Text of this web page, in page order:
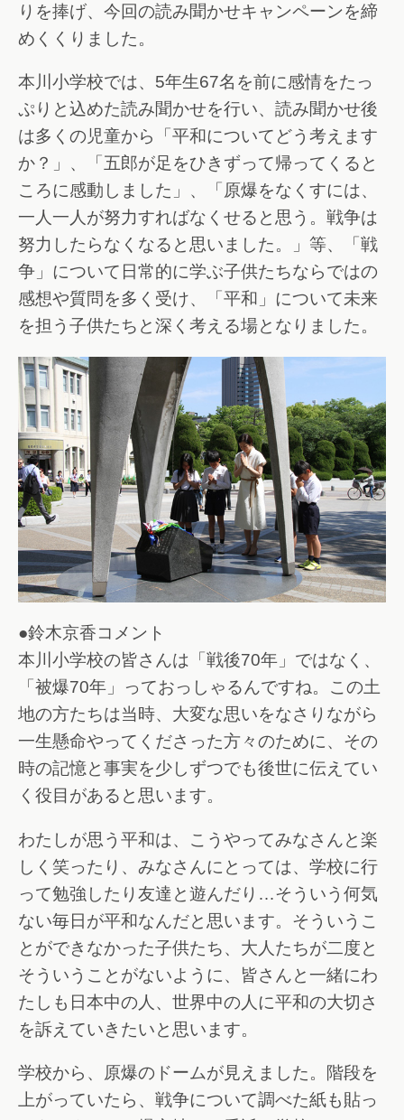
りを捧げ、今回の読み聞かせキャンペーンを締
めくくりました。
本川小学校では、5年生67名を前に感情をたっ
ぷりと込めた読み聞かせを行い、読み聞かせ後
は多くの児童から「平和についてどう考えます
か？」、「五郎が足をひきずって帰ってくると
ころに感動しました」、「原爆をなくすには、
一人一人が努力すればなくせると思う。戦争は
努力したらなくなると思いました。」等、「戦
争」について日常的に学ぶ子供たちならではの
感想や質問を多く受け、「平和」について未来
を担う子供たちと深く考える場となりました。
●鈴木京香コメント
本川小学校の皆さんは「戦後70年」ではなく、
「被爆70年」っておっしゃるんですね。この土
地の方たちは当時、大変な思いをなさりながら
一生懸命やってくださった方々のために、その
時の記憶と事実を少しずつでも後世に伝えてい
く役目があると思います。
わたしが思う平和は、こうやってみなさんと楽
しく笑ったり、みなさんにとっては、学校に行
って勉強したり友達と遊んだり…そういう何気
ない毎日が平和なんだと思います。そういうこ
とができなかった子供たち、大人たちが二度と
そういうことがないように、皆さんと一緒にわ
たしも日本中の人、世界中の人に平和の大切さ
を訴えていきたいと思います。
学校から、原爆のドームが見えました。階段を
上がっていたら、戦争について調べた紙も貼っ